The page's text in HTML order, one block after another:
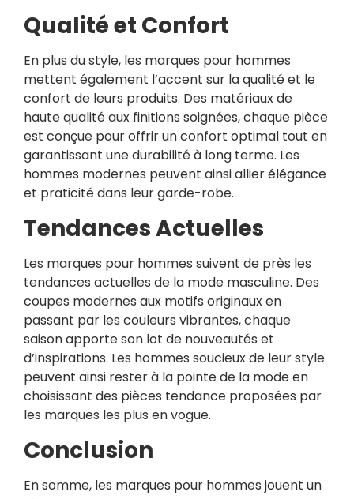
Qualité et Confort
En plus du style, les marques pour hommes
mettent également l’accent sur la qualité et le
confort de leurs produits. Des matériaux de
haute qualité aux finitions soignées, chaque pièce
est conçue pour offrir un confort optimal tout en
garantissant une durabilité à long terme. Les
hommes modernes peuvent ainsi allier élégance
et praticité dans leur garde-robe.
Tendances Actuelles
Les marques pour hommes suivent de près les
tendances actuelles de la mode masculine. Des
coupes modernes aux motifs originaux en
passant par les couleurs vibrantes, chaque
saison apporte son lot de nouveautés et
d’inspirations. Les hommes soucieux de leur style
peuvent ainsi rester à la pointe de la mode en
choisissant des pièces tendance proposées par
les marques les plus en vogue.
Conclusion
En somme, les marques pour hommes jouent un